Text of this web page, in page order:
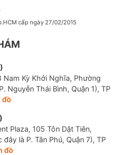
cấp ngày 27/02/2015
Kỳ Khởi Nghĩa, Phường
Nguyễn Thái Bình, Quận 1), TP
đồ
Plaza, 105 Tôn Dật Tiên,
là P. Tân Phú, Quận 7), TP
đồ